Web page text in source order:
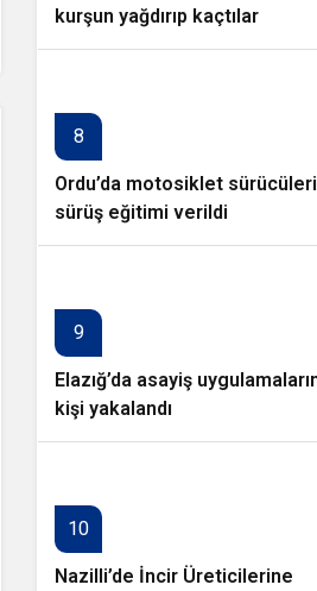
kurşun yağdırıp kaçtılar
8
Ordu’da motosiklet
sürüş eğitimi verildi
9
Elazığ’da asayiş
kişi yakalandı
10
Nazilli’de İncir Üreticilerine